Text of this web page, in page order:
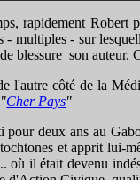
rapidement
- sur
blessure son auteur.
côté de la
Cher Pays"
deux ans au
et apprit
il était devenu